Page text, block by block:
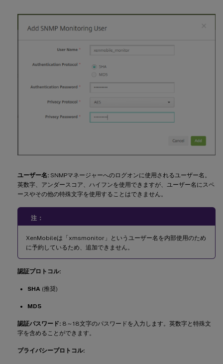
ユーザー名: SNMPマネージャーへのログオンに使用されるユーザー名。
英数字、アンダースコア、ハイフンを使用できますが、ユーザー名にスペ
ースやその他の特殊文字を使用することはできません。
注：
XenMobileは「xmsmonitor」というユーザー名を内部使用のため
に予約しているため、追加できません。
認証プロトコル:
SHA (推奨)
MD5
認証パスワード: 8～18文字のパスワードを入力します。英数字と特殊文
字を含めることができます。
プライバシープロトコル: